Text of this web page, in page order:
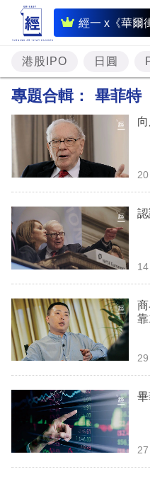
經一 x《華爾
即
時
財
經
投
資
樓
市
理
商
業
科
技
職
場
生
港股IPO 日圓
專題合輯： 畢菲特